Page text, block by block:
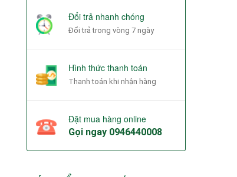
Đổi trả nhanh chóng
Đổi trả trong vòng 7 ngày
Hình thức thanh toán
Thanh toán khi nhận hàng
Đặt mua hàng online
Gọi ngay 0946440008